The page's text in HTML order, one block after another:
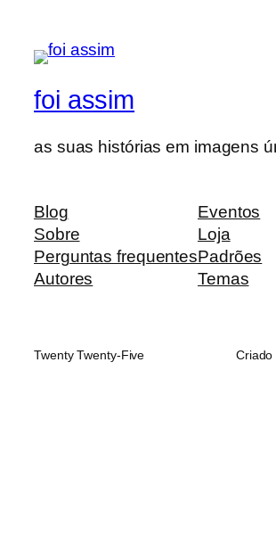
foi assim
as suas histórias em imagens
Blog
Sobre
Perguntas frequentes
Autores
Eventos
Loja
Padrões
Temas
Twenty Twenty-Five Criado